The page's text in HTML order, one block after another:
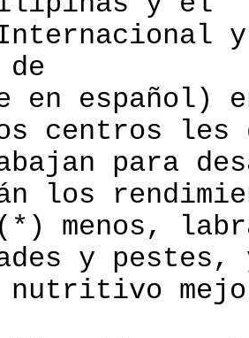
de
en español)
centros les
para
los
menos,
y